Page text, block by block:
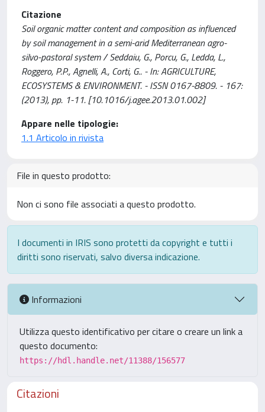
Citazione
Soil organic matter content and composition as influenced
by soil management in a semi-arid Mediterranean agro-
silvo-pastoral system / Seddaiu, G., Porcu, G., Ledda, L.,
Roggero, P.P., Agnelli, A., Corti, G.. - In: AGRICULTURE,
ECOSYSTEMS & ENVIRONMENT. - ISSN 0167-8809. - 167:
(2013), pp. 1-11. [10.1016/j.agee.2013.01.002]
Appare nelle tipologie:
1.1 Articolo in rivista
File in questo prodotto:
Non ci sono file associati a questo prodotto.
I documenti in IRIS sono protetti da copyright e tutti i
diritti sono riservati, salvo diversa indicazione.
Informazioni
Utilizza questo identificativo per citare o creare un link a
questo documento:
https://hdl.handle.net/11388/156577
Citazioni